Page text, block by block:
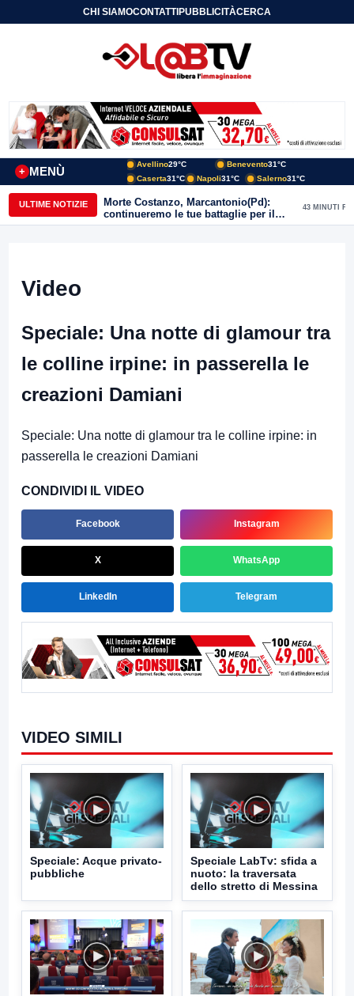
CHI SIAMOCONTATTIPUBBLICITÀCERCA
MENÙ
+
Avellino29°C Benevento31°C
Caserta31°C Napoli31°C Salerno31°C
ULTIME NOTIZIE
Morte Costanzo, Marcantonio(Pd):
continueremo le tue battaglie per il
Sannio
43 MINUTI FA
Video
Speciale: Una notte di glamour tra
le colline irpine: in passerella le
creazioni Damiani
Speciale: Una notte di glamour tra le colline irpine: in
passerella le creazioni Damiani
CONDIVIDI IL VIDEO
Facebook Instagram
X WhatsApp
LinkedIn Telegram
VIDEO SIMILI
Speciale: Acque privato-
pubbliche
Speciale LabTv: sfida a
nuoto: la traversata
dello stretto di Messina